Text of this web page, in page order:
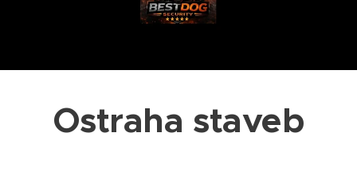
Ostraha staveb